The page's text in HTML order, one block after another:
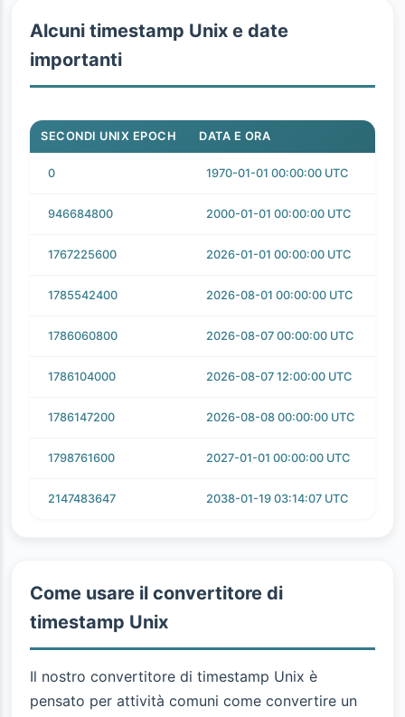
Alcuni timestamp Unix e date
importanti
SECONDI UNIX EPOCH DATA E ORA
0 1970-01-01 00:00:00 UTC
946684800 2000-01-01 00:00:00 UTC
1767225600 2026-01-01 00:00:00 UTC
1785542400 2026-08-01 00:00:00 UTC
1786060800 2026-08-07 00:00:00 UTC
1786104000 2026-08-07 12:00:00 UTC
1786147200 2026-08-08 00:00:00 UTC
1798761600 2027-01-01 00:00:00 UTC
2147483647 2038-01-19 03:14:07 UTC
Come usare il convertitore di
timestamp Unix
Il nostro convertitore di timestamp Unix è
pensato per attività comuni come convertire un